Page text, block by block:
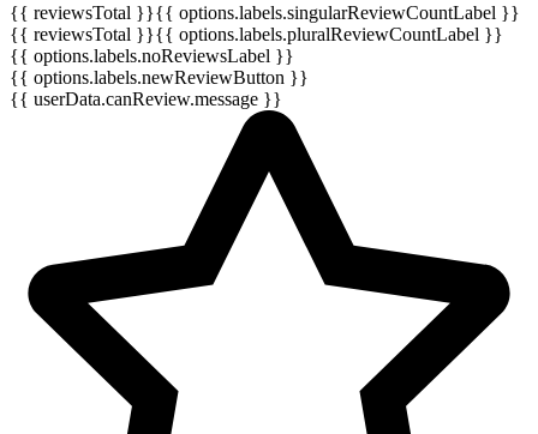
{{ reviewsTotal }}{{ options.labels.singularReviewCountLabel }}
{{ reviewsTotal }}{{ options.labels.pluralReviewCountLabel }}
{{ options.labels.noReviewsLabel }}
{{ options.labels.newReviewButton }}
{{ userData.canReview.message }}